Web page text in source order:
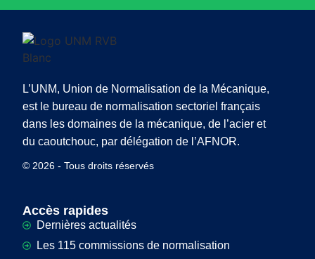
L’UNM, Union de Normalisation de la Mécanique,
est le bureau de normalisation sectoriel français
dans les domaines de la mécanique, de l’acier et
du caoutchouc, par délégation de l’AFNOR.
© 2026 - Tous droits réservés
Accès rapides
Dernières actualités
Les 115 commissions de normalisation